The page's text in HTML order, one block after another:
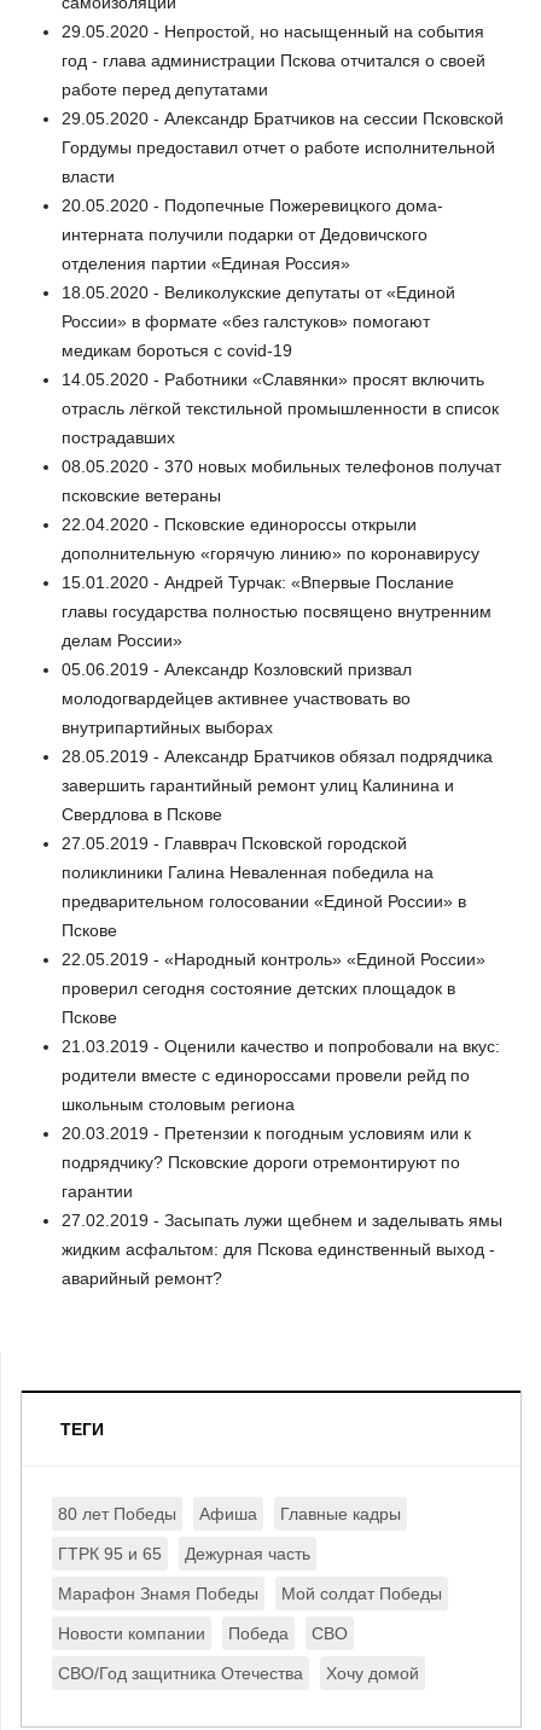
29.05.2020 - Непростой, но насыщенный на события
год - глава администрации Пскова отчитался о своей
работе перед депутатами
29.05.2020 - Александр Братчиков на сессии Псковской
Гордумы предоставил отчет о работе исполнительной
власти
20.05.2020 - Подопечные Пожеревицкого дома-
интерната получили подарки от Дедовичского
отделения партии «Единая Россия»
18.05.2020 - Великолукские депутаты от «Единой
России» в формате «без галстуков» помогают
медикам бороться с covid-19
14.05.2020 - Работники «Славянки» просят включить
отрасль лёгкой текстильной промышленности в список
пострадавших
08.05.2020 - 370 новых мобильных телефонов получат
псковские ветераны
22.04.2020 - Псковские единороссы открыли
дополнительную «горячую линию» по коронавирусу
15.01.2020 - Андрей Турчак: «Впервые Послание
главы государства полностью посвящено внутренним
делам России»
05.06.2019 - Александр Козловский призвал
молодогвардейцев активнее участвовать во
внутрипартийных выборах
28.05.2019 - Александр Братчиков обязал подрядчика
завершить гарантийный ремонт улиц Калинина и
Свердлова в Пскове
27.05.2019 - Главврач Псковской городской
поликлиники Галина Неваленная победила на
предварительном голосовании «Единой России» в
Пскове
22.05.2019 - «Народный контроль» «Единой России»
проверил сегодня состояние детских площадок в
Пскове
21.03.2019 - Оценили качество и попробовали на вкус:
родители вместе с единороссами провели рейд по
школьным столовым региона
20.03.2019 - Претензии к погодным условиям или к
подрядчику? Псковские дороги отремонтируют по
гарантии
27.02.2019 - Засыпать лужи щебнем и заделывать ямы
жидким асфальтом: для Пскова единственный выход -
аварийный ремонт?
ТЕГИ
80 лет Победы Афиша Главные кадры
ГТРК 95 и 65 Дежурная часть
Марафон Знамя Победы Мой солдат Победы
Новости компании Победа СВО
СВО/Год защитника Отечества Хочу домой